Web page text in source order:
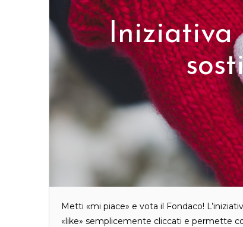
Iniziativa
Metti «mi piace» e vota il Fondaco!
«like» semplicemente cliccati e permette